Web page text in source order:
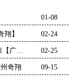
01-08
翔】 02-24
广州
02-25
奇翔 09-15